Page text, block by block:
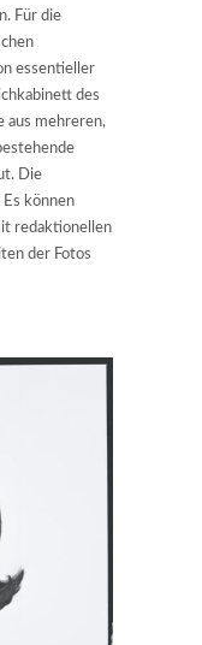
Für die
essentieller
des
aus mehreren,
Die
können
redaktionellen
der Fotos